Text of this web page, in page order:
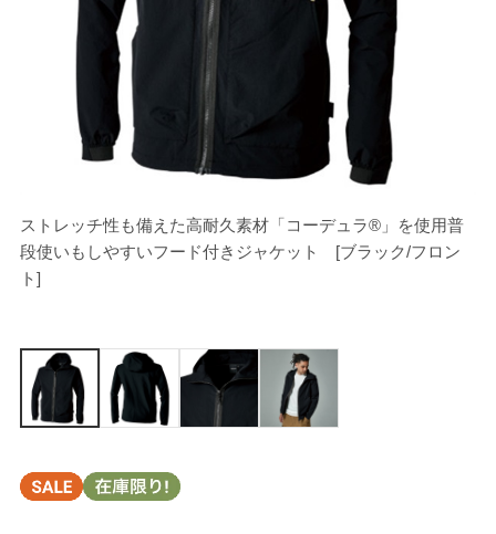
ストレッチ性も備えた高耐久素材「コーデュラ®」を使用普
段使いもしやすいフード付きジャケット [ブラック/フロン
ト]